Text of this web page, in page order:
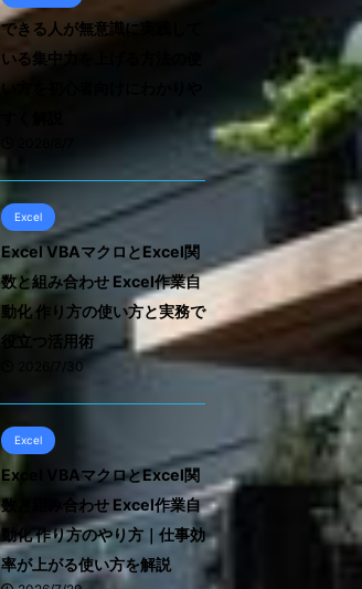
できる人が無意識に実践して
いる集中力を上げる方法の使
い方を初心者向けにわかりや
Excel
Excel VBAマクロとExcel関
数と組み合わせ Excel作業自
動化 作り方の使い方と実務で
役立つ活用術
2026/7/30
Excel
Excel VBAマクロとExcel関
数と組み合わせ Excel作業自
動化 作り方のやり方｜仕事効
率が上がる使い方を解説